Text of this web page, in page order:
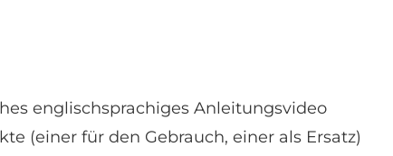
englischsprachiges Anleitungsvideo
(einer für den Gebrauch, einer als Ersatz)